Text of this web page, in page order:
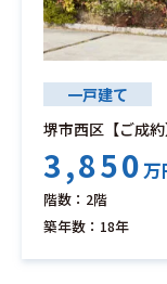
一戸建て
堺市西区【ご成約
3,850万
階数：2階
築年数：18年